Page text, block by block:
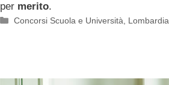
permerito.
Categorie
Concorsi Scuola e Università Lombardia